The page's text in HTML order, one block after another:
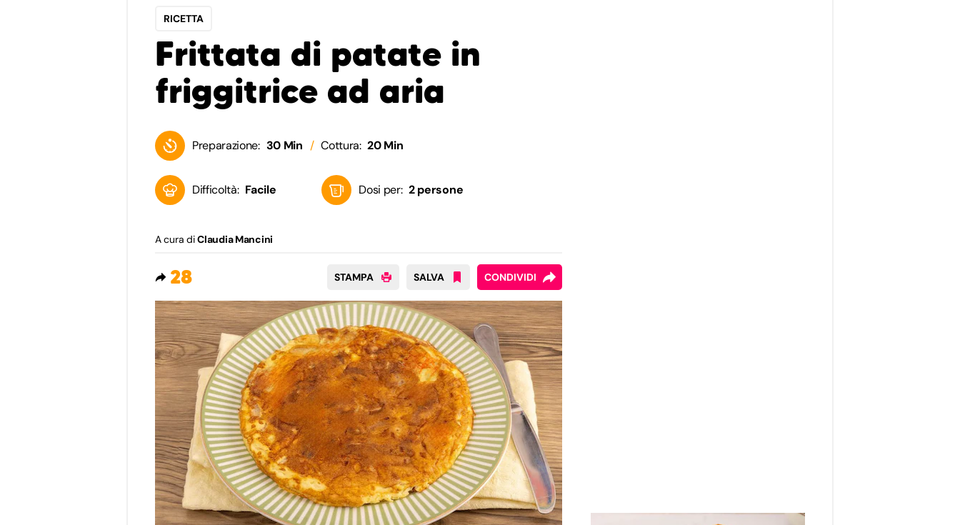
RICETTA
Frittata di patate in
friggitrice ad aria
Preparazione: 30 Min Cottura: 20 Min
Difficoltà: Facile Dosi per: 2 persone
A cura diClaudia Mancini
28 STAMPA SALVA CONDIVIDI